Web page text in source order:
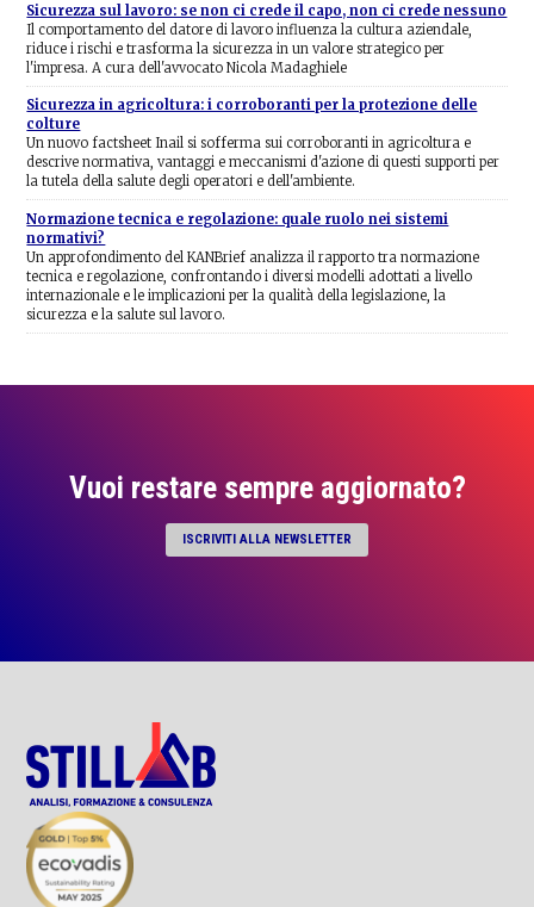
Sicurezza sul lavoro: se non ci crede il capo, non ci crede nessuno
Il comportamento del datore di lavoro influenza la cultura aziendale,
riduce i rischi e trasforma la sicurezza in un valore strategico per
l'impresa. A cura dell'avvocato Nicola Madaghiele
Sicurezza in agricoltura: i corroboranti per la protezione delle
colture
Un nuovo factsheet Inail si sofferma sui corroboranti in agricoltura e
descrive normativa, vantaggi e meccanismi d'azione di questi supporti per
la tutela della salute degli operatori e dell'ambiente.
Normazione tecnica e regolazione: quale ruolo nei sistemi
normativi?
Un approfondimento del KANBrief analizza il rapporto tra normazione
tecnica e regolazione, confrontando i diversi modelli adottati a livello
internazionale e le implicazioni per la qualità della legislazione, la
sicurezza e la salute sul lavoro.
Vuoi restare sempre aggiornato?
ISCRIVITI ALLA NEWSLETTER